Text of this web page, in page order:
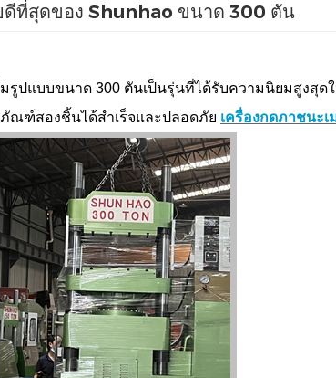
ดีที่สุดของ Shunhao ขนาด 300 ตัน
รูปแบบขนาด 300 ตันเป็นรุ่นที่ได้รับความนิยมสูงสุด
ณฑ์สองชิ้นได้สำเร็จและปลอดภัย เครื่องกดภาชนะ